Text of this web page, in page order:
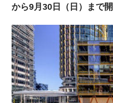
から9月30日（日）まで開